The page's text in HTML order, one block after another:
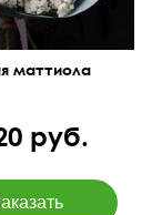
маттиола
руб.